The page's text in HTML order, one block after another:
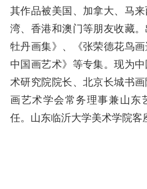
其作品被美国、加拿大、马
湾、香港和澳门等朋友收藏
牡丹画集》、《张荣德花鸟
中国画艺术》等专集。现为
术研究院院长、北京长城书
画艺术学会常务理事兼山东
任。山东临沂大学美术学院客